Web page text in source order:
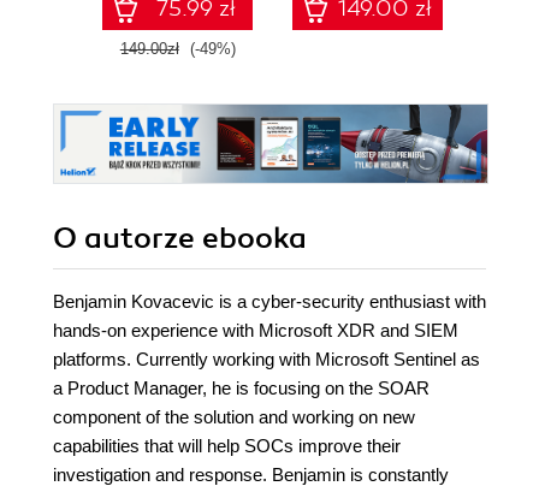
75.99 zł
149.00zł (-49%)
149.00 zł
O autorze ebooka
Benjamin Kovacevic is a cyber-security enthusiast with
hands-on experience with Microsoft XDR and SIEM
platforms. Currently working with Microsoft Sentinel as
a Product Manager, he is focusing on the SOAR
component of the solution and working on new
capabilities that will help SOCs improve their
investigation and response. Benjamin is constantly